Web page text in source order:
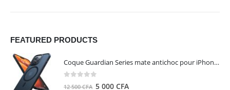
FEATURED PRODUCTS
Coque Guardian Series mate antichoc pour iPhone 15 Pro Max avec Magsafe Noir - Torras
12 500CFA Le
5 000 CFA